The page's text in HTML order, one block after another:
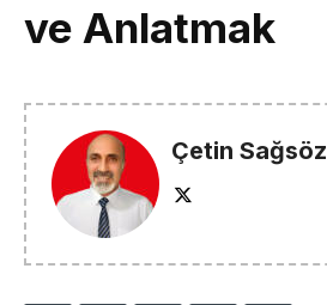
ve Anlatmak
Çetin Sağsöz